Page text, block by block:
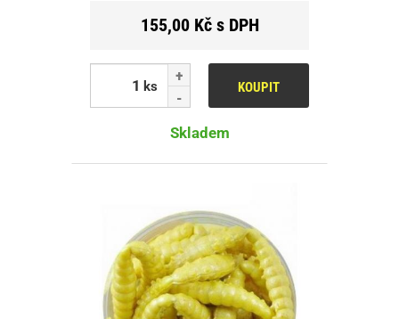
155,00 Kč s DPH
ks KOUPIT
Skladem